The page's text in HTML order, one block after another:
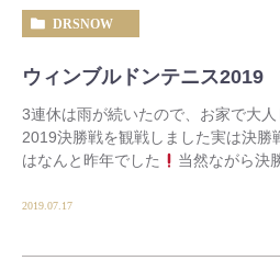
DRSNOW
ウィンブルドンテニス2019
3連休は雨が続いたので、お家で大
2019決勝戦を観戦しました実は決勝
はなんと昨年でした
当然ながら決
2019.07.17